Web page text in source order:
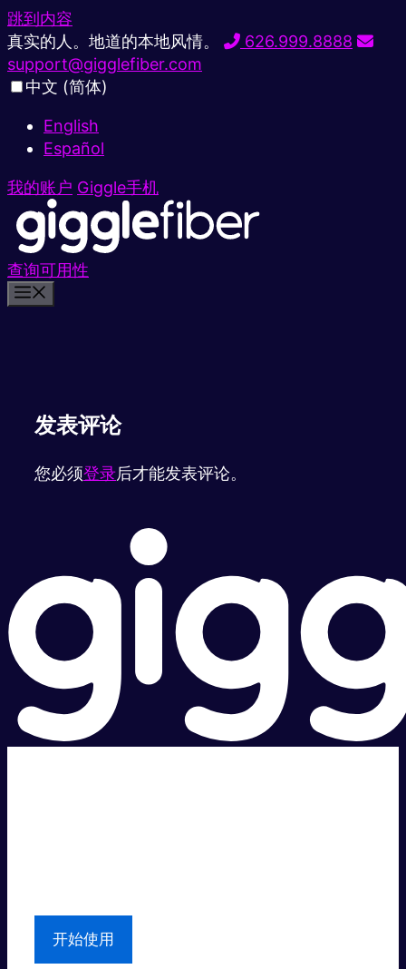
跳到内容
真实的人。地道的本地风情。
626.999.8888
support@gigglefiber.com
中文 (简体)
English
Español
我的账户 Giggle手机
查询可用性
发表评论
您必须登录后才能发表评论。
开始使用